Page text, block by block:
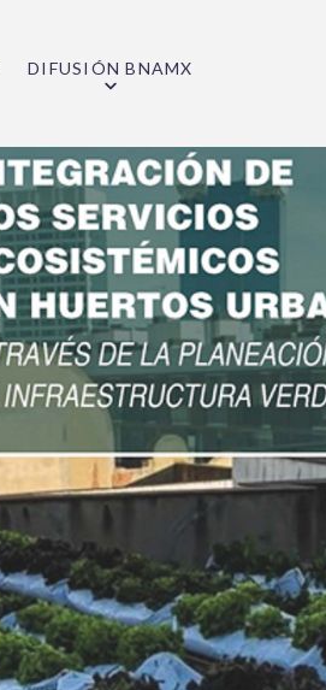
DIFUSIÓN BNAMX